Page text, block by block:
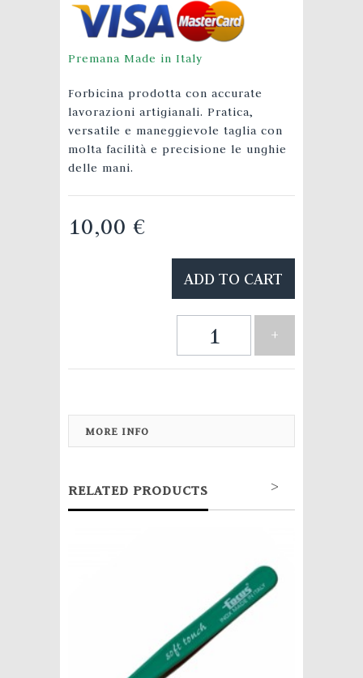
Premana Made in Italy
Forbicina prodotta con accurate
lavorazioni artigianali. Pratica,
versatile e maneggievole taglia con
molta facilità e precisione le unghie
delle mani.
10,00 €
ADD TO CART
+
MORE INFO
RELATED PRODUCTS >